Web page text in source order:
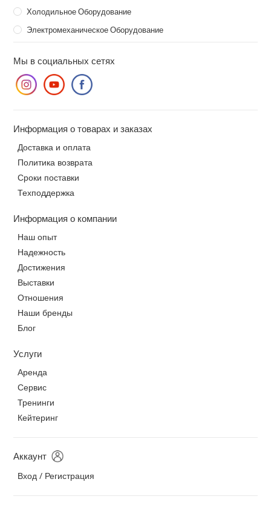
Холодильное Оборудование
Электромеханическое Оборудование
Мы в социальных сетях
Информация о товарах и заказах
Доставка и оплата
Политика возврата
Сроки поставки
Техподдержка
Информация о компании
Наш опыт
Надежность
Достижения
Выставки
Отношения
Наши бренды
Блог
Услуги
Аренда
Сервис
Тренинги
Кейтеринг
Аккаунт
Вход / Регистрация